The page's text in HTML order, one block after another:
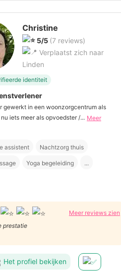
Christine
5/5 (7 reviews)
Verplaatst zich naar
Linden
identiteit
gewerkt in een woonzorgcentrum als
iets meer als opvoedster /... Meer
assistent Nachtzorg thuis
Yoga begeleiding ...
Meer reviews zien
prestatie
Het profiel bekijken